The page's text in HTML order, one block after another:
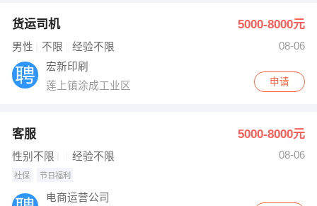
货运司机 5000-8000元
男性 不限 经验不限
08-06
宏新印刷
莲上镇涂成工业区
申请
客服 5000-8000元
性别不限 经验不限 08-06
社保 节日福利
电商运营公司